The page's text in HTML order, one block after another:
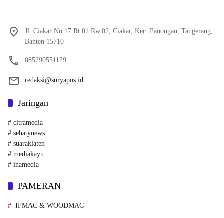
Jl. Ciakar No.17 Rt.01 Rw.02, Ciakar, Kec. Panongan, Tangerang,
Banten 15710
085290551129
redaksi@suryapos.id
Jaringan
# citramedia
# sehatynews
# suaraklaten
# mediakayu
# inamedia
PAMERAN
IFMAC & WOODMAC